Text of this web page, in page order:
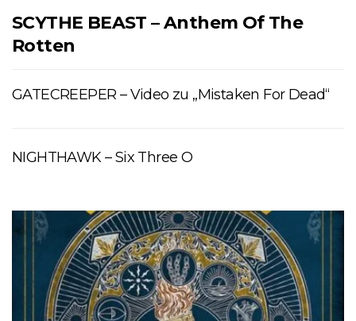
SCYTHE BEAST – Anthem Of The
Rotten
GATECREEPER – Video zu „Mistaken For Dead“
NIGHTHAWK – Six Three O